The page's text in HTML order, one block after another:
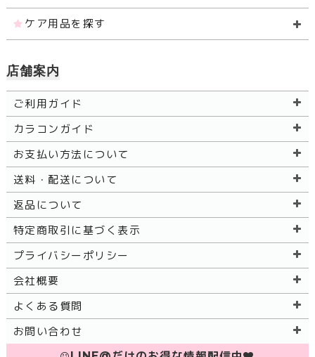
ケア用品を探す
店舗案内
ご利用ガイド
カラコンガイド
お支払い方法について
送料・配送について
返品について
特定商取引に基づく表示
プライバシーポリシー
会社概要
よくある質問
お問い合わせ